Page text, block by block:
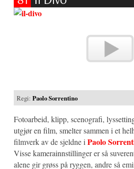
Regi:Paolo Sorrentino
Fotoarbeid, klipp, scenografi,
utgjør en film, smelter sammen i et
filmverk av de sjeldne i Paolo
Visse kamerainnstillinger er så
alene gir grøss på ryggen, andre så